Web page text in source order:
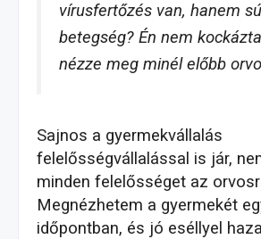
vírusfertőzés van, hanem
betegség? Én nem
nézze meg minél előbb
Sajnos a gyermekvállalás
felelősségvállalással is jár,
minden felelősséget az
Megnézhetem a gyermekét
időpontban, és jó eséllyel